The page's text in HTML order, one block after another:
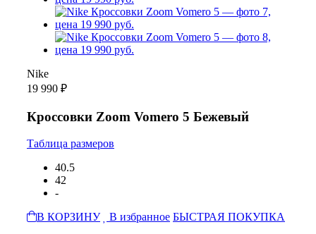
Nike
19 990 ₽
Кроссовки Zoom Vomero 5 Бежевый
Таблица размеров
40.5
42
-
В КОРЗИНУ
В избранное БЫСТРАЯ ПОКУПКА